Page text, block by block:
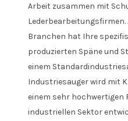
Arbeit zusammen mit
Lederbearbeitungsfirmen.
Branchen hat Ihre
produzierten Späne und
einem
Industriesauger wird mit
einem sehr hochwertigen
industriellen Sektor